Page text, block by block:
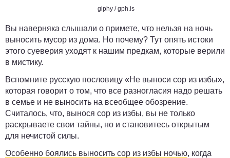
giphy / gph.is
Вы наверняка слышали о примете, что нельзя на ночь
выносить мусор из дома. Но почему? Тут опять истоки
этого суеверия уходят к нашим предкам, которые верили
в мистику.
Вспомните русскую пословицу «Не выноси сор из избы»,
которая говорит о том, что все разногласия надо решать
в семье и не выносить на всеобщее обозрение.
Считалось, что, вынося сор из избы, вы не только
раскрываете свои тайны, но и становитесь открытым
для нечистой силы.
Особенно боялись выносить сор из избы ночью, когда